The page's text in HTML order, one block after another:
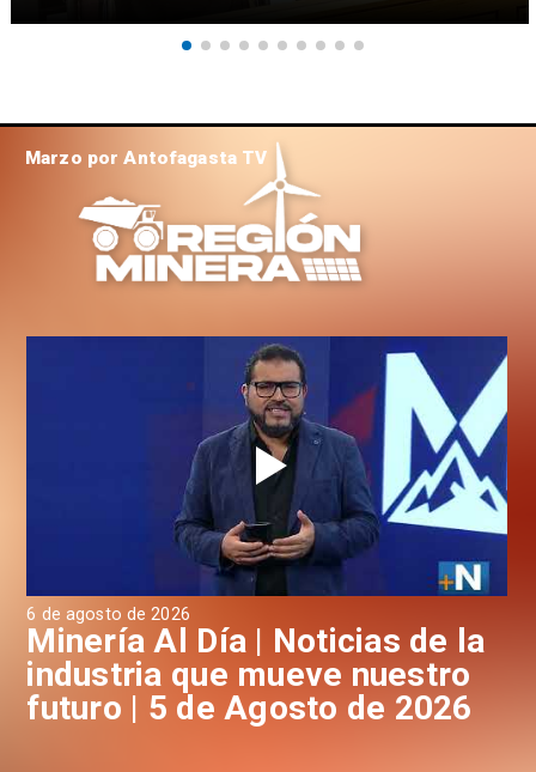
6 de agosto de 2026
Minería Al Día | Noticias de la
industria que mueve nuestro
futuro | 5 de Agosto de 2026
Marzo por Antofagasta TV